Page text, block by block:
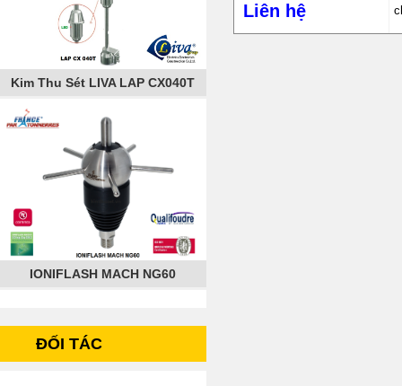
Kim Thu Sét LIVA LAP CX040T
IONIFLASH MACH NG60
ĐỐI TÁC
Liên hệ